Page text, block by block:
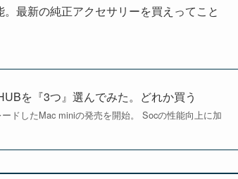
最新の純正アクセサリーを買えってこと
を『3つ』選んでみた。どれか買う
ドしたMac miniの発売を開始。 Socの性能向上に加